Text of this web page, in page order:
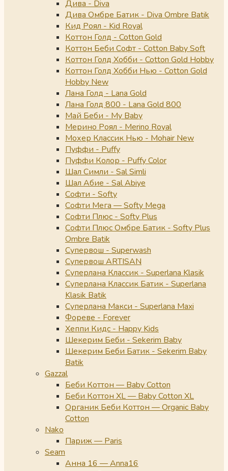
Дива - Diva
Дива Омбре Батик - Diva Ombre Batik
Кид Роял - Kid Royal
Коттон Голд - Cotton Gold
Коттон Беби Софт - Cotton Baby Soft
Коттон Голд Хобби - Cotton Gold Hobby
Коттон Голд Хобби Нью - Cotton Gold
Hobby New
Лана Голд - Lana Gold
Лана Голд 800 - Lana Gold 800
Май Беби - My Baby
Мерино Роял - Merino Royal
Мохер Классик Нью - Mohair New
Пуффи - Puffy
Пуффи Колор - Puffy Color
Шал Симли - Sal Simli
Шал Абие - Sal Abiye
Софти - Softy
Софти Мега — Softy Mega
Софти Плюс - Softy Plus
Софти Плюс Омбре Батик - Softy Plus
Ombre Batik
Супервош - Superwash
Супервош ARTISAN
Суперлана Классик - Superlana Klasik
Суперлана Классик Батик - Superlana
Klasik Batik
Суперлана Макси - Superlana Maxi
Фореве - Forever
Хеппи Кидс - Happy Kids
Шекерим Беби - Sekerim Baby
Шекерим Беби Батик - Sekerim Baby
Batik
Gazzal
Беби Коттон — Baby Cotton
Беби Коттон XL — Baby Cotton XL
Органик Беби Коттон — Organic Baby
Cotton
Nako
Париж — Paris
Seam
Анна 16 — Anna16